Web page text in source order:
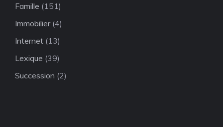
Famille (151)
Immobilier(4)
Internet (13)
Lexique (39)
Succession (2)